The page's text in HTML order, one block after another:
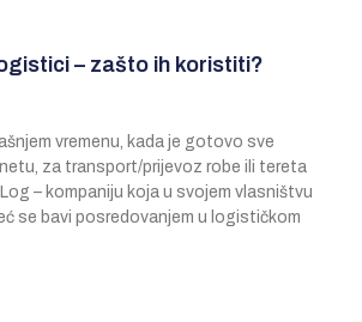
– zašto ih koristiti?
vremenu, kada je gotovo sve
za transport/prijevoz robe ili tereta
– kompaniju koja u svojem vlasništvu
se bavi posredovanjem u logističkom